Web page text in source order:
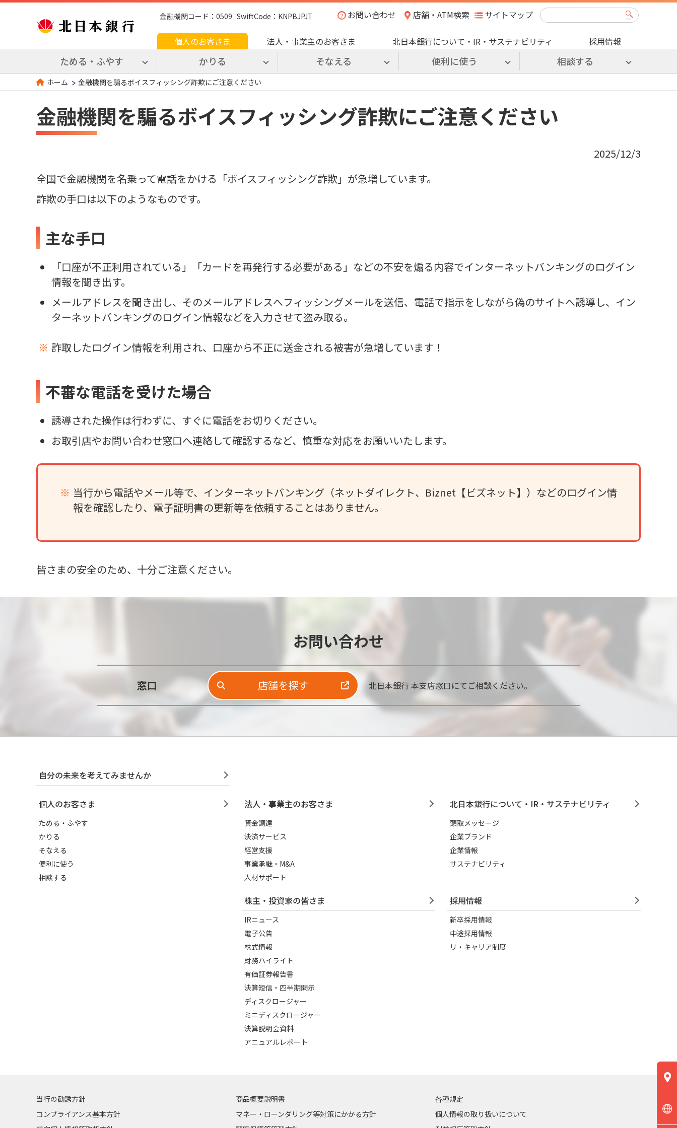
金融機関コード：0509 SwiftCode：KNPBJPJT お問い合わせ 店舗・ATM検索 サイトマップ
個人のお客さま
ためる・ふやす かりる そなえる 便利に使う 相談する
法人・事業主のお客さま 北日本銀行について・IR・サステナビリティ 採用情報
ホーム 金融機関を騙るボイスフィッシング詐欺にご注意ください
金融機関を騙るボイスフィッシング詐欺にご注意ください
2025/12/3
全国で金融機関を名乗って電話をかける「ボイスフィッシング詐欺」が急増しています。
詐欺の手口は以下のようなものです。
主な手口
「口座が不正利用されている」「カードを再発行する必要がある」などの不安を煽る内容でインターネットバンキングのログイン
情報を聞き出す。
メールアドレスを聞き出し、そのメールアドレスへフィッシングメールを送信、電話で指示をしながら偽のサイトへ誘導し、イン
ターネットバンキングのログイン情報などを入力させて盗み取る。
詐取したログイン情報を利用され、口座から不正に送金される被害が急増しています！
不審な電話を受けた場合
誘導された操作は行わずに、すぐに電話をお切りください。
お取引店やお問い合わせ窓口へ連絡して確認するなど、慎重な対応をお願いいたします。
当行から電話やメール等で、インターネットバンキング（ネットダイレクト、Biznet【ビズネット】）などのログイン情
報を確認したり、電子証明書の更新等を依頼することはありません。
皆さまの安全のため、十分ご注意ください。
お問い合わせ
窓口 店舗を探す 北日本銀行 本支店窓口にてご相談ください。
自分の未来を考えてみませんか
個人のお客さま
ためる・ふやす
かりる
そなえる
便利に使う
相談する
法人・事業主のお客さま
資金調達
決済サービス
経営支援
事業承継・M&A
人材サポート
北日本銀行について・IR・サステナビリティ
頭取メッセージ
企業ブランド
企業情報
サステナビリティ
株主・投資家の皆さま
IRニュース
電子公告
株式情報
財務ハイライト
有価証券報告書
決算短信・四半期開示
ディスクロージャー
ミニディスクロージャー
決算説明会資料
アニュアルレポート
採用情報
新卒採用情報
中途採用情報
リ・キャリア制度
当行の勧誘方針 商品概要説明書
各種規定
コンプライアンス基本方針
マネー・ローンダリング等対策にかかる方針
個人情報の取り扱いについて